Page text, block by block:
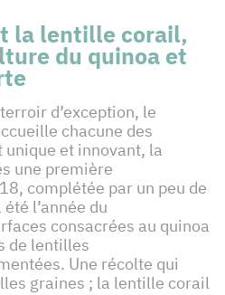
la lentille corail,
du quinoa et
d’exception, le
chacune des
et innovant, la
une première
complétée par un peu de
l’année du
consacrées au quinoa
de lentilles
Une récolte qui
graines ; la lentille corail